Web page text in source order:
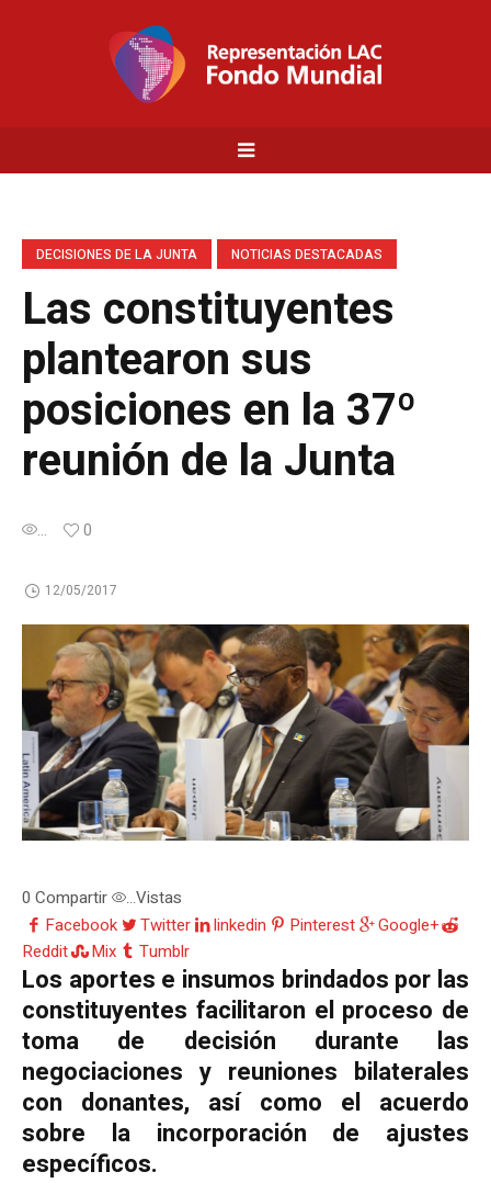
DECISIONES DE LA JUNTA NOTICIAS DESTACADAS
Las constituyentes
plantearon sus
posiciones en la 37º
reunión de la Junta
... 0
12/05/2017
0 Compartir ...Vistas
Facebook
Twitter linkedin Pinterest
Google+
Reddit
Mix Tumblr
Los aportes e insumos brindados por las
constituyentes facilitaron el proceso de
toma de decisión durante las
negociaciones y reuniones bilaterales
con donantes, así como el acuerdo
sobre la incorporación de ajustes
específicos.